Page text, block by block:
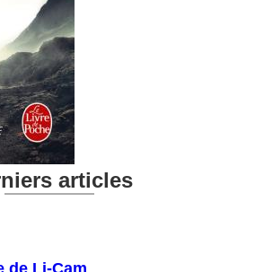
articles
de Li-Cam